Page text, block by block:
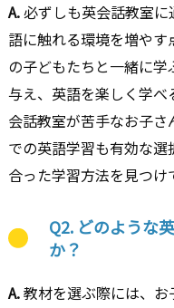
A.必ずしも英会話教室
語に触れる環境を増や
の子どもたちと一緒に
与え、英語を楽しく学
会話教室が苦手なお子
での英語学習も有効な
合った学習方法を見つけ
Q2. どのような
か？
A.教材を選ぶ際には、